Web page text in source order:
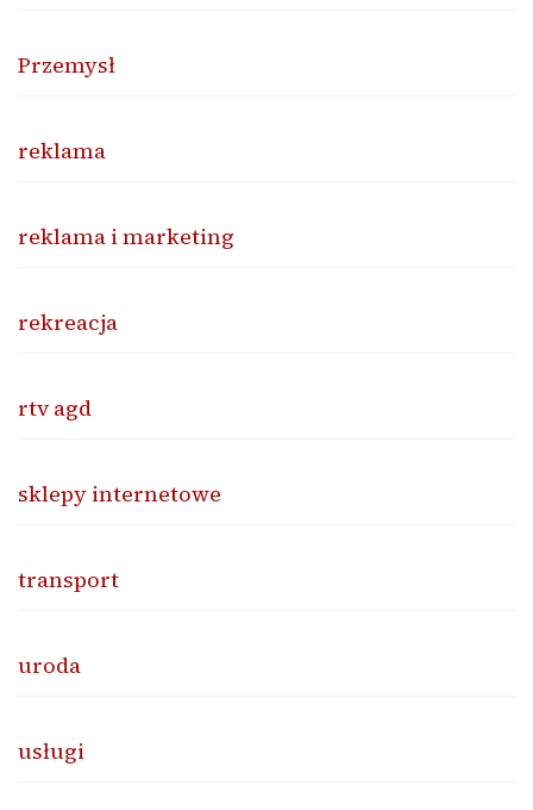
Przemysł
reklama
reklama i marketing
rekreacja
rtv agd
sklepy internetowe
transport
uroda
usługi